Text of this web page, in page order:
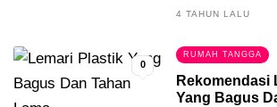
4 TAHUN LALU
0
RUMAH TANGGA
Rekomendasi
Yang Bagus